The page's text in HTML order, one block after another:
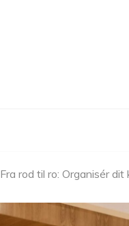
Fra rod til ro: Organisér